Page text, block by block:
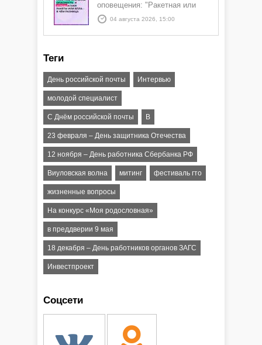
оповещения: "Ракетная или
БПЛА опасность" и "Угроза
атаки ракеты или БПЛА"
04 августа 2026, 15:00
Теги
День российской почты Интервью
молодой специалист
С Днём российской почты В
23 февраля – День защитника Отечества
12 ноября – День работника Сбербанка РФ
Виуловская волна митинг фестиваль гто
жизненные вопросы
На конкурс «Моя родословная»
в преддверии 9 мая
18 декабря – День работников органов ЗАГС
Инвестпроект
Соцсети